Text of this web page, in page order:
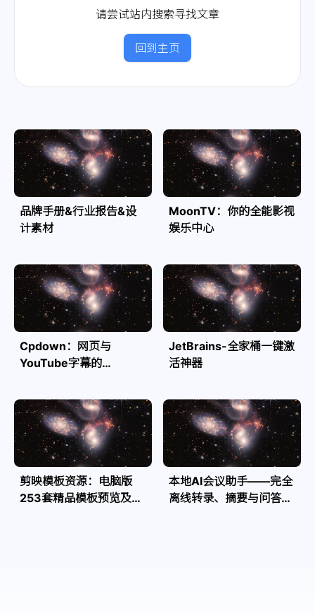
请尝试站内搜索寻找文章
回到主页
品牌手册&行业报告&设
计素材
MoonTV：你的全能影视
娱乐中心
Cpdown：网页与
YouTube字幕的
JetBrains-全家桶一键激
活神器
剪映模板资源：电脑版
253套精品模板预览及源
本地AI会议助手——完全
离线转录、摘要与问答，